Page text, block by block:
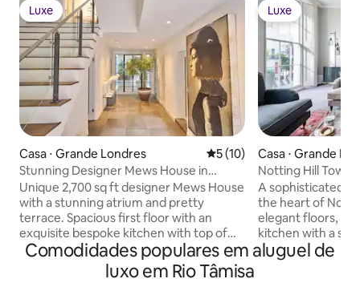
Luxe
Luxe
Casa ⋅ Grande Londres 5 de uma avaliação média
5 (10)
Stunning Designer Mews House in
Central London
Unique 2,700 sq ft designer Mews House
with a stunning atrium and pretty
terrace. Spacious first floor with an
exquisite bespoke kitchen with top of
the range appliances and adjoining
sitting area with a beautiful media unit
with large TV modern fireplace and
Luxe
Luxe
Casa ⋅ Grande
Notting Hill
Lifestyle
A sophisticated
the heart of
elegant floors, it
kitchen with a
sunlit living area
windows. A
Comodidades populares em aluguel de
luxo em Rio Tâmisa